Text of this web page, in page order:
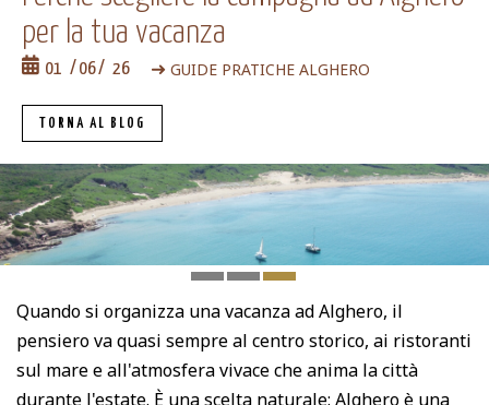
per la tua vacanza
01 06 26 GUIDE PRATICHE ALGHERO
TORNA AL BLOG
Quando si organizza una vacanza ad Alghero, il
pensiero va quasi sempre al centro storico, ai ristoranti
sul mare e all'atmosfera vivace che anima la città
durante l'estate. È una scelta naturale: Alghero è una